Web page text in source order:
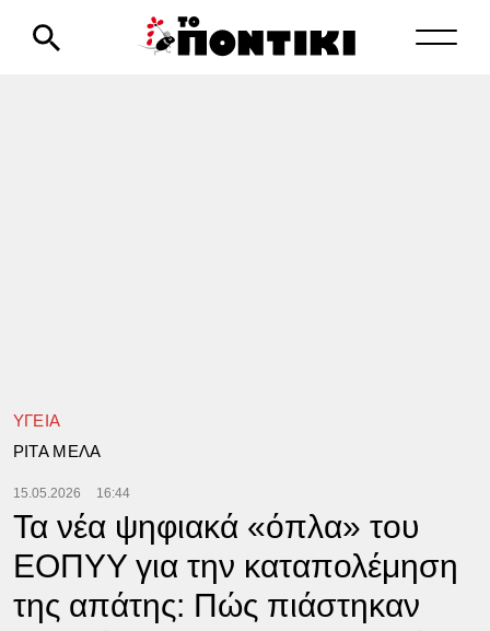
ΥΓΕΙΑ
ΡΙΤΑ ΜΕΛΑ
15.05.2026 16:44
Τα νέα ψηφιακά «όπλα» του
ΕΟΠΥΥ για την καταπολέμηση
της απάτης: Πώς πιάστηκαν